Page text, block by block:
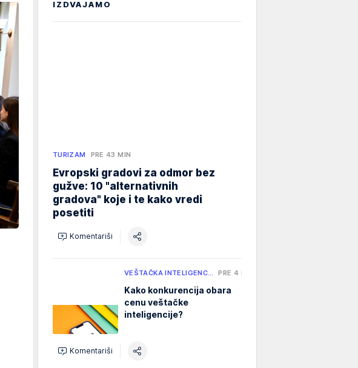
IZDVAJAMO
TURIZAM PRE 43 MIN
Evropski gradovi za odmor bez
gužve: 10 "alternativnih
gradova" koje i te kako vredi
posetiti
Komentariši
VEŠTAČKA INTELIGENC… PRE 4 MIN
Kako konkurencija obara
cenu veštačke
inteligencije?
Komentariši